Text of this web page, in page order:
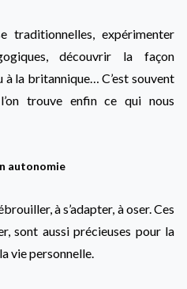
traditionnelles, expérimenter
découvrir la façon
à la britannique… C’est souvent
trouve enfin ce qui nous
autonomie
à s’adapter, à oser. Ces
sont aussi précieuses pour la
vie personnelle.